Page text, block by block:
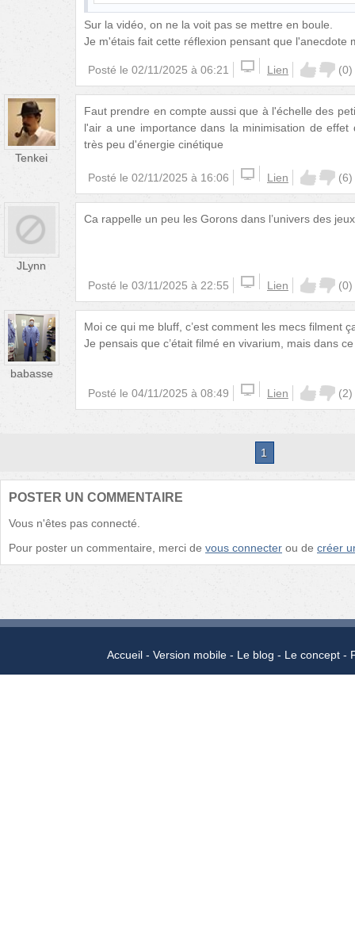
Sur la vidéo, on ne la voit pas se mettre en boule.
Je m'étais fait cette réflexion pensant que l'anecdote
Posté le 02/11/2025 à 06:21 Lien (0)
Tenkei
Faut prendre en compte aussi que à l'échelle des
l'air a une importance dans la minimisation de
très peu d'énergie cinétique
Posté le 02/11/2025 à 16:06 Lien (6)
JLynn
Ca rappelle un peu les Gorons dans l’univers des
Posté le 03/11/2025 à 22:55 Lien (0)
babasse
Moi ce qui me bluff, c’est comment les mecs filment
Je pensais que c’était filmé en vivarium, mais dans
Posté le 04/11/2025 à 08:49 Lien (2)
1
POSTER UN COMMENTAIRE
Vous n'êtes pas connecté.
Pour poster un commentaire, merci de vous connecter ou de créer
Accueil Version mobile Le blog Le concept